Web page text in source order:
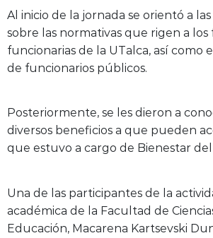
Al inicio de la jornada se orientó a
sobre las normativas que rigen a los
funcionarias de la UTalca, así como
de funcionarios públicos.
Posteriormente, se les dieron a
diversos beneficios a que pueden
que estuvo a cargo de Bienestar
Una de las participantes de la
académica de la Facultad de
Educación, Macarena Kartsevski